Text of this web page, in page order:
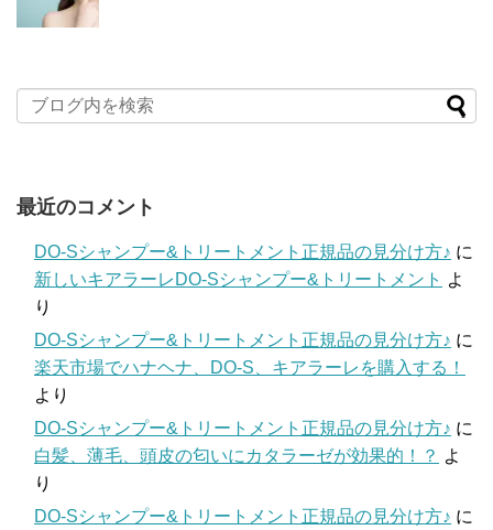
最近のコメント
DO-Sシャンプー&トリートメント正規品の見分け方♪ に
新しいキアラーレDO-Sシャンプー&トリートメント よ
り
DO-Sシャンプー&トリートメント正規品の見分け方♪ に
楽天市場でハナヘナ、DO-S、キアラーレを購入する！
より
DO-Sシャンプー&トリートメント正規品の見分け方♪ に
白髪、薄毛、頭皮の匂いにカタラーゼが効果的！？ よ
り
DO-Sシャンプー&トリートメント正規品の見分け方♪ に